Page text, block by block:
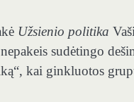
Užsienio politika
sudėtingo
kai ginkluotos